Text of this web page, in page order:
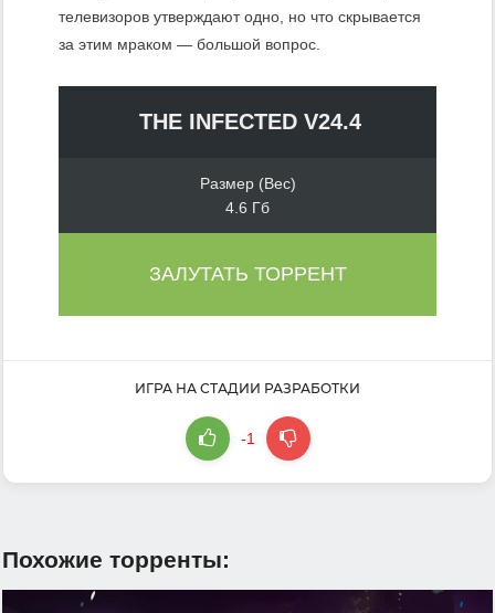
телевизоров утверждают одно, но что скрывается
за этим мраком — большой вопрос.
THE INFECTED V24.4
Размер (Вес)
4.6 Гб
ЗАЛУТАТЬ ТОРРЕНТ
ИГРА НА СТАДИИ РАЗРАБОТКИ
-1
Похожие торренты: